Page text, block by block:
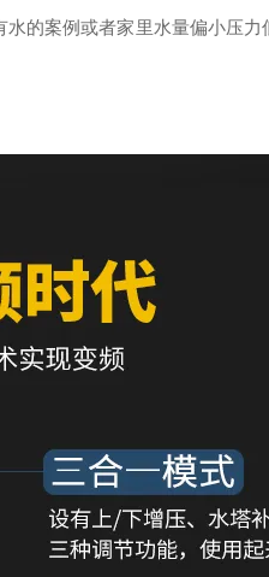
的案例或者家里水量偏小压